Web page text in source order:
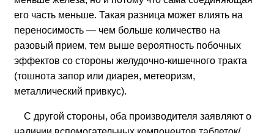
его часть меньше. Такая разница может влиять на
переносимость — чем больше количество на
разовый прием, тем выше вероятность побочных
эффектов со стороны желудочно-кишечного тракта
(тошнота запор или диарея, метеоризм,
металлический привкус).
С другой стороны, оба производителя заявляют о